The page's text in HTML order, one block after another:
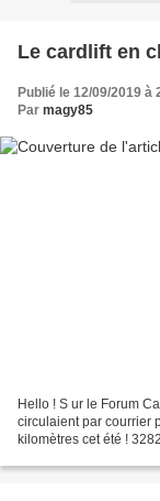
Le cardlift en
Publié le 12/09/2019 à
Par magy85
Hello ! S ur le Forum
circulaient par courrier
kilomètres cet été !